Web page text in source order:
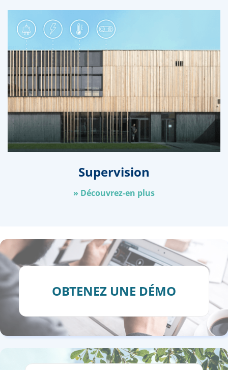
Supervision
» Découvrez-en plus
OBTENEZ UNE DÉMO